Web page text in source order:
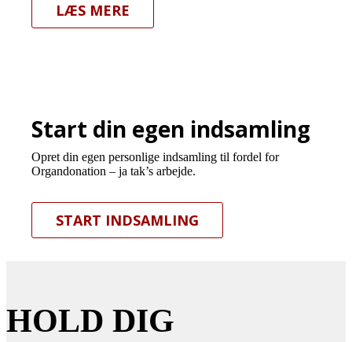
LÆS MERE
Start din egen indsamling
Opret din egen personlige indsamling til fordel for
Organdonation – ja tak’s arbejde.
START INDSAMLING
HOLD DIG